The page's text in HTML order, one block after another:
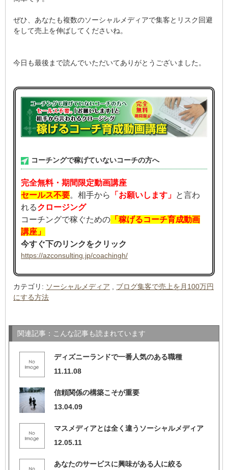
ぜひ、あなたも複数のソーシャルメディアで集客とリスク回避
をして売上を伸ばしてくださいね。
今日も最後まで読んでいただいてありがとうございました。
コーチングで稼げていないコーチの方へ
完全無料・期間限定動画講座
セールス不要。相手から 「お願いします」 と言わ
れるクロージング
コーチングで稼ぐための 「稼げるコーチ育成動画
講座」
今すぐ下のリンクをクリック
https://azconsulting.jp/coachingh/
カテゴリ : ソーシャルメディア
ブログ集客で売上を月100万円
にする方法
関連記事：こんな記事も読まれています
ディズニーランドで一番人気のある職種
11.11.08
信頼関係の構築こそが重要
13.04.09
マスメディアとは全く違うソーシャルメディア
12.05.11
あなたのサービスに興味がある人に絞る